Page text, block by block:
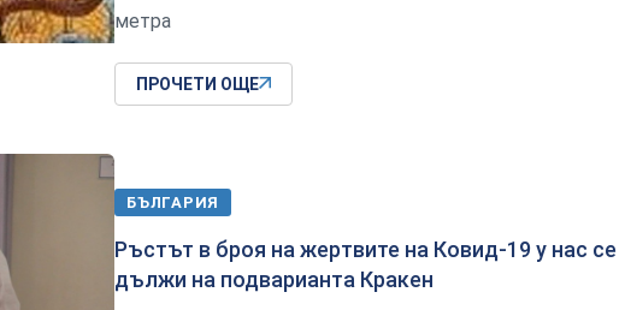
метра
ПРОЧЕТИ ОЩЕ
БЪЛГАРИЯ
Ръстът в броя на жертвите на Ковид-19 у нас се
дължи на подварианта Кракен